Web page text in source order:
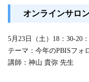
オンラインサロ
5月23日（土）18：30-20
テーマ：今年のPBISフォ
講師：神山 貴弥 先生